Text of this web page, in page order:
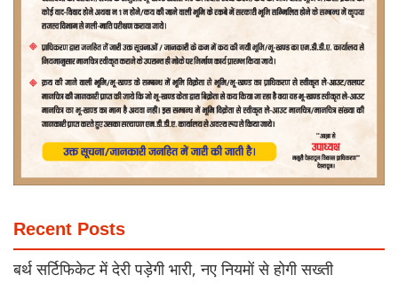
Recent Posts
बर्थ सर्टिफिकेट में देरी पड़ेगी भारी, नए नियमों से होगी सख्ती